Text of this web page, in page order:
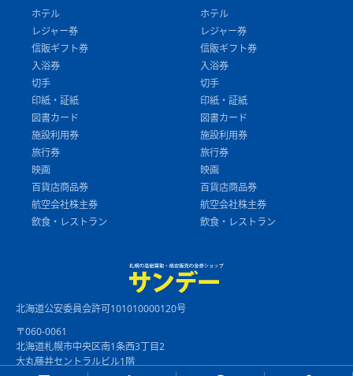
ホテル
レジャー券
信販ギフト券
入浴券
切手
印紙・証紙
図書カード
施設利用券
旅行券
映画
百貨店商品券
航空会社株主券
飲食・レストラン
ホテル
レジャー券
信販ギフト券
入浴券
切手
印紙・証紙
図書カード
施設利用券
旅行券
映画
百貨店商品券
航空会社株主券
飲食・レストラン
北海道公安委員会許可101010000120号
〒060-0061
北海道札幌市中央区南1条西3丁目2
大丸藤井セントラルビル1階